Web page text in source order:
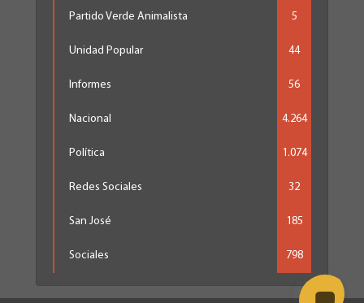
Partido Verde Animalista 5
Unidad Popular 44
Informes 56
Nacional 4.264
Política 1.074
Redes Sociales 32
San José 185
Sociales 798